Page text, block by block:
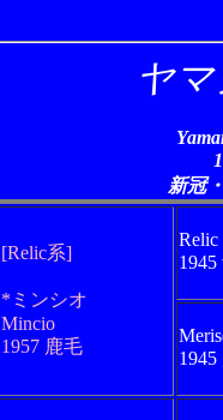
ヤ
新冠
[Relic系]
*ミンシオ
Mincio
1957 鹿毛
Relic